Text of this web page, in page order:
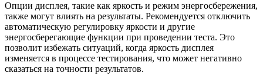
Опции дисплея, такие как яркость и режим энергосбережения,
также могут влиять на результаты. Рекомендуется отключить
автоматическую регулировку яркости и другие
энергосберегающие функции при проведении теста. Это
позволит избежать ситуаций, когда яркость дисплея
изменяется в процессе тестирования, что может негативно
сказаться на точности результатов.